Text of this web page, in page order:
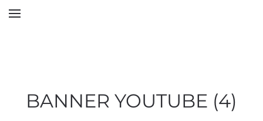
BANNER YOUTUBE (4)